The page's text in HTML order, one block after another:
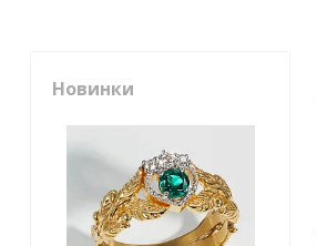
Новинки